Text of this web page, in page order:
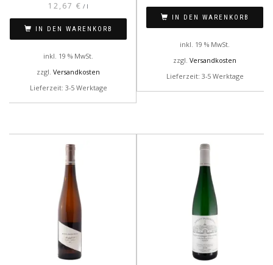
12,67 € / l
IN DEN WARENKORB
inkl. 19 % MwSt.
zzgl. Versandkosten
Lieferzeit: 3-5 Werktage
IN DEN WARENKORB
inkl. 19 % MwSt.
zzgl. Versandkosten
Lieferzeit: 3-5 Werktage